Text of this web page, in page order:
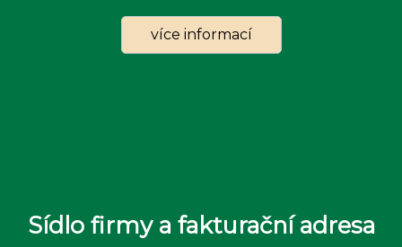
více informací
Sídlo firmy a fakturační adresa